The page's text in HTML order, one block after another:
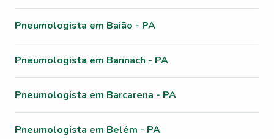
Pneumologista em Baião - PA
Pneumologista em Bannach - PA
Pneumologista em Barcarena - PA
Pneumologista em Belém - PA